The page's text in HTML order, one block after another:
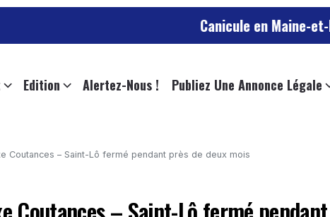
Canicule en Maine-et-Loire :
Edition Alertez-Nous ! Publiez Une Annonce Légale
Coutances – Saint-Lô fermé pendant près de deux mois